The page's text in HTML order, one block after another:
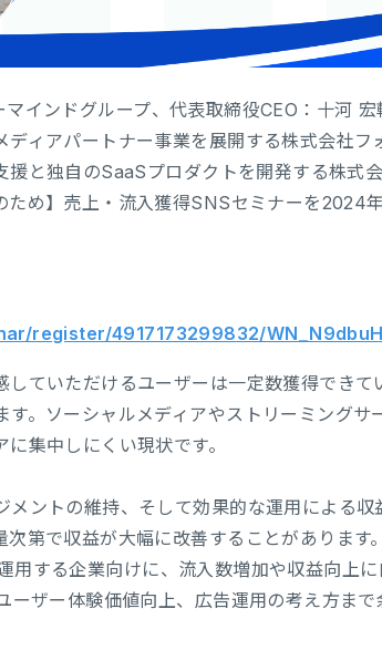
インドグループ、代表取締役CEO：十河 宏
ィアパートナー事業を展開する株式会社
援と独自のSaaSプロダクトを開発する株
ため】売上・流入獲得SNSセミナーを2024
register/4917173299832/
ていただけるユーザーは一定数獲得でき
。ソーシャルメディアやストリーミングサ
集中しにくい現状です。
メントの維持、そして効果的な運用による
第で収益が大幅に改善することがあります
する企業向けに、流入数増加や収益向上
ザー体験価値向上、広告運用の考え方まで